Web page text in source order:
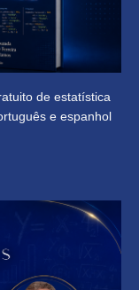
de estatística
e espanhol